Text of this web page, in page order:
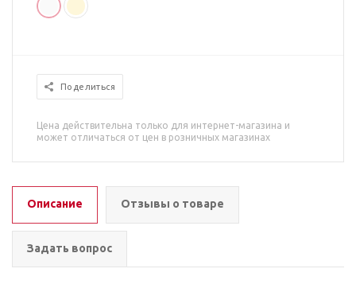
Поделиться
Цена действительна только для интернет-магазина и
может отличаться от цен в розничных магазинах
Описание Отзывы о товаре
Задать вопрос